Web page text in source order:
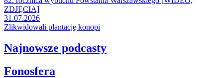
ZDJĘCIA]
31.07.2026
Zlikwidowali plantację konopi
Najnowsze podcasty
Fonosfera